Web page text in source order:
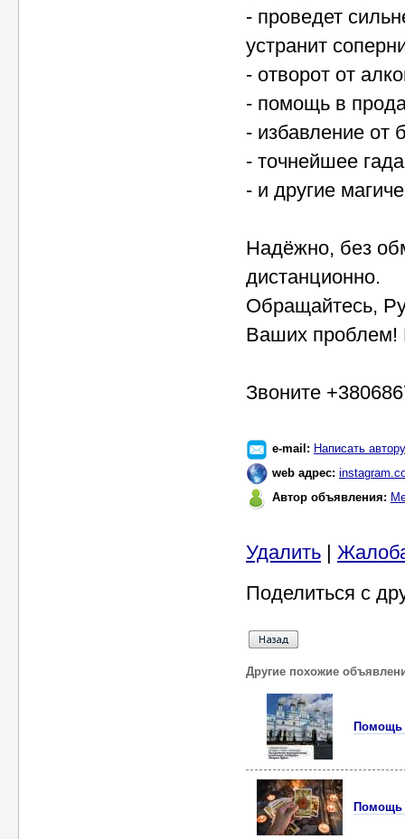
- проведет
устранит
- отворот от
- помощь в
- избавление от
- точнейшее
- и другие
Надёжно, без
дистанционно.
Обращайтесь,
Ваших проблем!
Звоните
e-mail: Написать автору
web адрес:
Автор объявления:
Удалить |
Поделиться с
Другие похожие
Помощь
Помощь